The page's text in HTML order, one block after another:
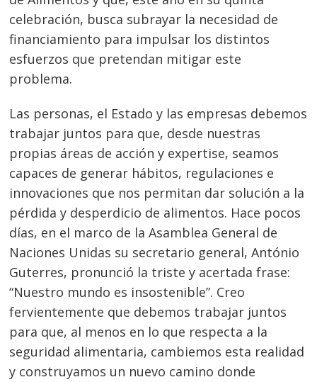
celebración, busca subrayar la necesidad de
financiamiento para impulsar los distintos
esfuerzos que pretendan mitigar este
problema.
Las personas, el Estado y las empresas debemos
trabajar juntos para que, desde nuestras
propias áreas de acción y expertise, seamos
capaces de generar hábitos, regulaciones e
innovaciones que nos permitan dar solución a la
pérdida y desperdicio de alimentos. Hace pocos
días, en el marco de la Asamblea General de
Naciones Unidas su secretario general, António
Guterres, pronunció la triste y acertada frase:
“Nuestro mundo es insostenible”. Creo
fervientemente que debemos trabajar juntos
para que, al menos en lo que respecta a la
seguridad alimentaria, cambiemos esta realidad
y construyamos un nuevo camino donde
Navegación
de
entradas